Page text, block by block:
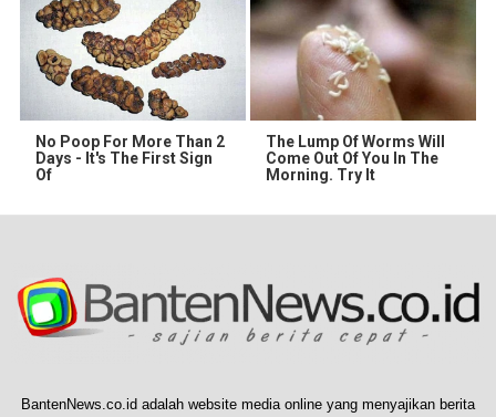
No Poop For More Than 2
Days - It's The First Sign
Of
The Lump Of Worms Will
Come Out Of You In The
Morning. Try It
BantenNews.co.id adalah website media online yang menyajikan berita